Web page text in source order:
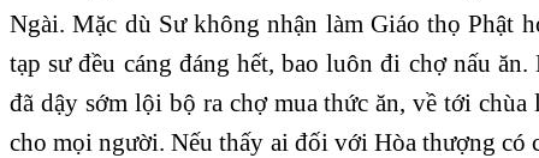
Ngài. Mặc dù Sư không nhận làm Giáo thọ Phật
tạp sư đều cáng đáng hết, bao luôn đi chợ nấu
đã dậy sớm lội bộ ra chợ mua thức ăn, về tới
cho mọi người. Nếu thấy ai đối với Hòa thượng có